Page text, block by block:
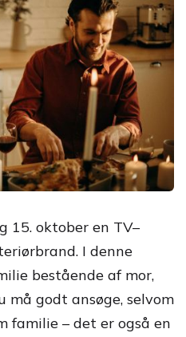
15. oktober en TV–
I denne
bestående af mor,
må godt ansøge, selvom
familie – det er også en